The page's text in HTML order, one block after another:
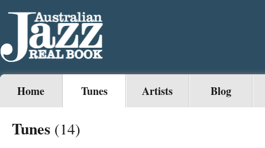
Home Tunes Artists Blog
Tunes (14)